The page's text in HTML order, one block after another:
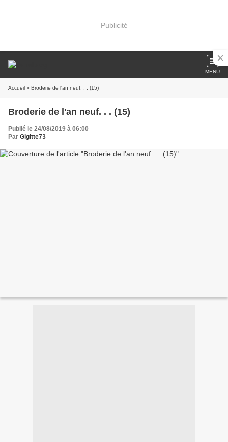
Publicité
MENU
Accueil » Broderie de l'an neuf. . . (15)
Broderie de l'an neuf. . . (15)
Publié le 24/08/2019 à 06:00
Par Gigitte73